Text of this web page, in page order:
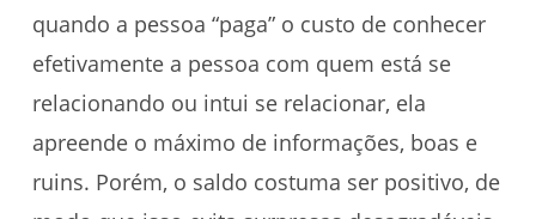
quando a pessoa “paga” o custo de conhecer
efetivamente a pessoa com quem está se
relacionando ou intui se relacionar, ela
apreende o máximo de informações, boas e
ruins. Porém, o saldo costuma ser positivo, de